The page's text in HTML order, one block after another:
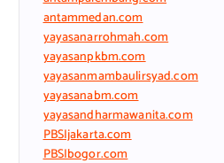
antammedan.com
yayasanarrohmah.com
yayasanpkbm.com
yayasanmambaulirsyad.com
yayasanabm.com
yayasandharmawanita.com
PBSIjakarta.com
PBSIbogor.com